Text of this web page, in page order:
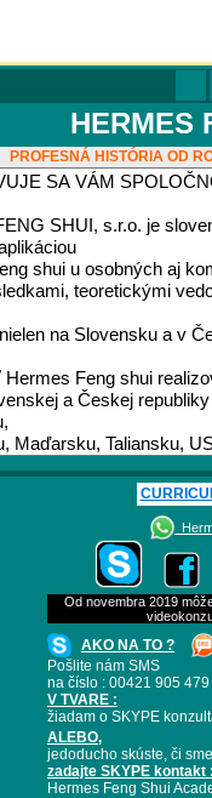
HERMES
PROFESNÁ HISTÓRIA OD
Od novembra 2019
AKO NA TO ?
Pošlite nám SMS
na číslo : 00421 905
V TVARE :
žiadam o SKYPE
ALEBO,
jedoducho skúste, či
zadajte SKYPE kontakt
Hermes Feng Shui